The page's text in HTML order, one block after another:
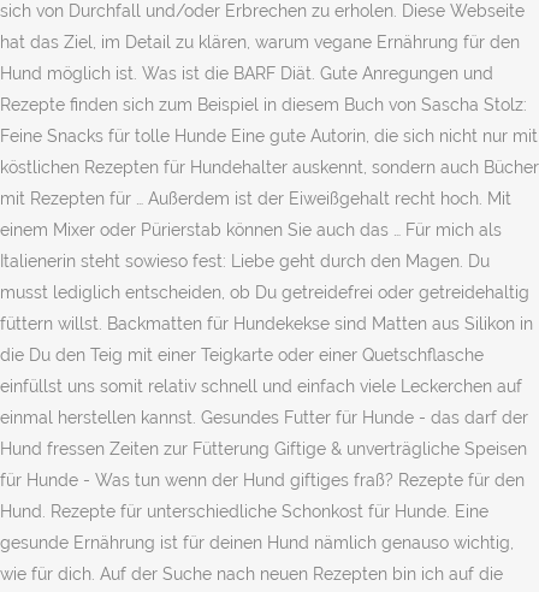
sich von Durchfall und/oder Erbrechen zu erholen. Diese Webseite
hat das Ziel, im Detail zu klären, warum vegane Ernährung für den
Hund möglich ist. Was ist die BARF Diät. Gute Anregungen und
Rezepte finden sich zum Beispiel in diesem Buch von Sascha Stolz:
Feine Snacks für tolle Hunde Eine gute Autorin, die sich nicht nur mit
köstlichen Rezepten für Hundehalter auskennt, sondern auch Bücher
mit Rezepten für … Außerdem ist der Eiweißgehalt recht hoch. Mit
einem Mixer oder Pürierstab können Sie auch das … Für mich als
Italienerin steht sowieso fest: Liebe geht durch den Magen. Du
musst lediglich entscheiden, ob Du getreidefrei oder getreidehaltig
füttern willst. Backmatten für Hundekekse sind Matten aus Silikon in
die Du den Teig mit einer Teigkarte oder einer Quetschflasche
einfüllst uns somit relativ schnell und einfach viele Leckerchen auf
einmal herstellen kannst. Gesundes Futter für Hunde - das darf der
Hund fressen Zeiten zur Fütterung Giftige & unverträgliche Speisen
für Hunde - Was tun wenn der Hund giftiges fraß? Rezepte für den
Hund. Rezepte für unterschiedliche Schonkost für Hunde. Eine
gesunde Ernährung ist für deinen Hund nämlich genauso wichtig,
wie für dich. Auf der Suche nach neuen Rezepten bin ich auf die